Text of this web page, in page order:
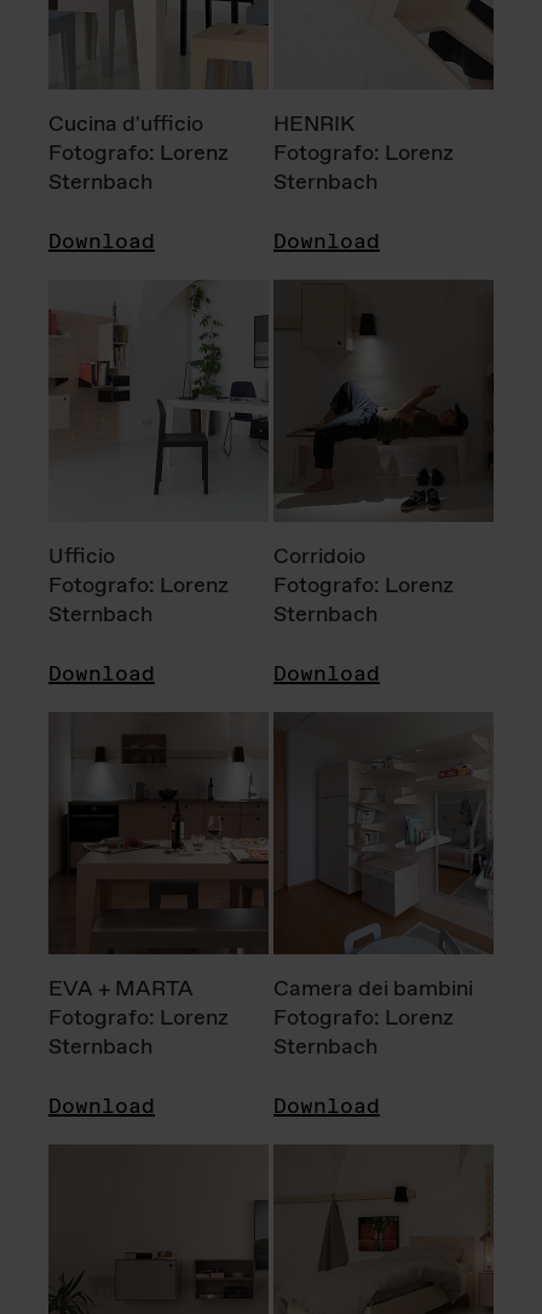
Cucina d'ufficio
Fotografo: Lorenz
Sternbach
Download
HENRIK
Fotografo: Lorenz
Sternbach
Download
Ufficio
Fotografo: Lorenz
Sternbach
Download
Corridoio
Fotografo: Lorenz
Sternbach
Download
EVA + MARTA
Fotografo: Lorenz
Sternbach
Download
Camera dei bambini
Fotografo: Lorenz
Sternbach
Download